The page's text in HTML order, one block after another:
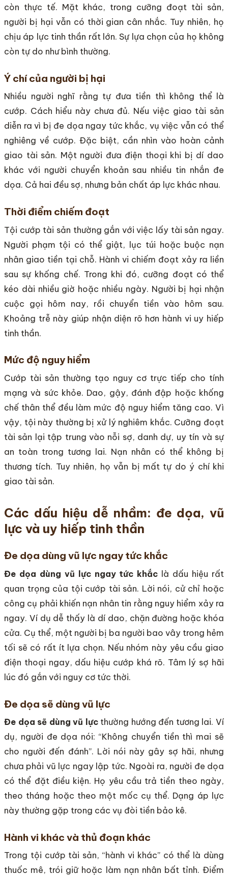
còn thực tế. Mặt khác, trong cưỡng đoạt tài sản,
người bị hại vẫn có thời gian cân nhắc. Tuy nhiên, họ
chịu áp lực tinh thần rất lớn. Sự lựa chọn của họ không
còn tự do như bình thường.
Ý chí của người bị hại
Nhiều người nghĩ rằng tự đưa tiền thì không thể là
cướp. Cách hiểu này chưa đủ. Nếu việc giao tài sản
diễn ra vì bị đe dọa ngay tức khắc, vụ việc vẫn có thể
nghiêng về cướp. Đặc biệt, cần nhìn vào hoàn cảnh
giao tài sản. Một người đưa điện thoại khi bị dí dao
khác với người chuyển khoản sau nhiều tin nhắn đe
dọa. Cả hai đều sợ, nhưng bản chất áp lực khác nhau.
Thời điểm chiếm đoạt
Tội cướp tài sản thường gắn với việc lấy tài sản ngay.
Người phạm tội có thể giật, lục túi hoặc buộc nạn
nhân giao tiền tại chỗ. Hành vi chiếm đoạt xảy ra liền
sau sự khống chế. Trong khi đó, cưỡng đoạt có thể
kéo dài nhiều giờ hoặc nhiều ngày. Người bị hại nhận
cuộc gọi hôm nay, rồi chuyển tiền vào hôm sau.
Khoảng trễ này giúp nhận diện rõ hơn hành vi uy hiếp
tinh thần.
Mức độ nguy hiểm
Cướp tài sản thường tạo nguy cơ trực tiếp cho tính
mạng và sức khỏe. Dao, gậy, đánh đập hoặc khống
chế thân thể đều làm mức độ nguy hiểm tăng cao. Vì
vậy, tội này thường bị xử lý nghiêm khắc. Cưỡng đoạt
tài sản lại tập trung vào nỗi sợ, danh dự, uy tín và sự
an toàn trong tương lai. Nạn nhân có thể không bị
thương tích. Tuy nhiên, họ vẫn bị mất tự do ý chí khi
giao tài sản.
Các dấu hiệu dễ nhầm: đe dọa, vũ
lực và uy hiếp tinh thần
Đe dọa dùng vũ lực ngay tức khắc
Đe dọa dùng vũ lực ngay tức khắc là dấu hiệu rất
quan trọng của tội cướp tài sản. Lời nói, cử chỉ hoặc
công cụ phải khiến nạn nhân tin rằng nguy hiểm xảy ra
ngay. Ví dụ dễ thấy là dí dao, chặn đường hoặc khóa
cửa. Cụ thể, một người bị ba người bao vây trong hẻm
tối sẽ có rất ít lựa chọn. Nếu nhóm này yêu cầu giao
điện thoại ngay, dấu hiệu cướp khá rõ. Tâm lý sợ hãi
lúc đó gắn với nguy cơ tức thời.
Đe dọa sẽ dùng vũ lực
Đe dọa sẽ dùng vũ lựcthường hướng đến tương lai. Ví
dụ, người đe dọa nói: “Không chuyển tiền thì mai sẽ
cho người đến đánh”. Lời nói này gây sợ hãi, nhưng
chưa phải vũ lực ngay lập tức. Ngoài ra, người đe dọa
có thể đặt điều kiện. Họ yêu cầu trả tiền theo ngày,
theo tháng hoặc theo một mốc cụ thể. Dạng áp lực
này thường gặp trong các vụ đòi tiền bảo kê.
Hành vi khác và thủ đoạn khác
Trong tội cướp tài sản, “hành vi khác” có thể là dùng
thuốc mê, trói giữ hoặc làm nạn nhân bất tỉnh. Điểm